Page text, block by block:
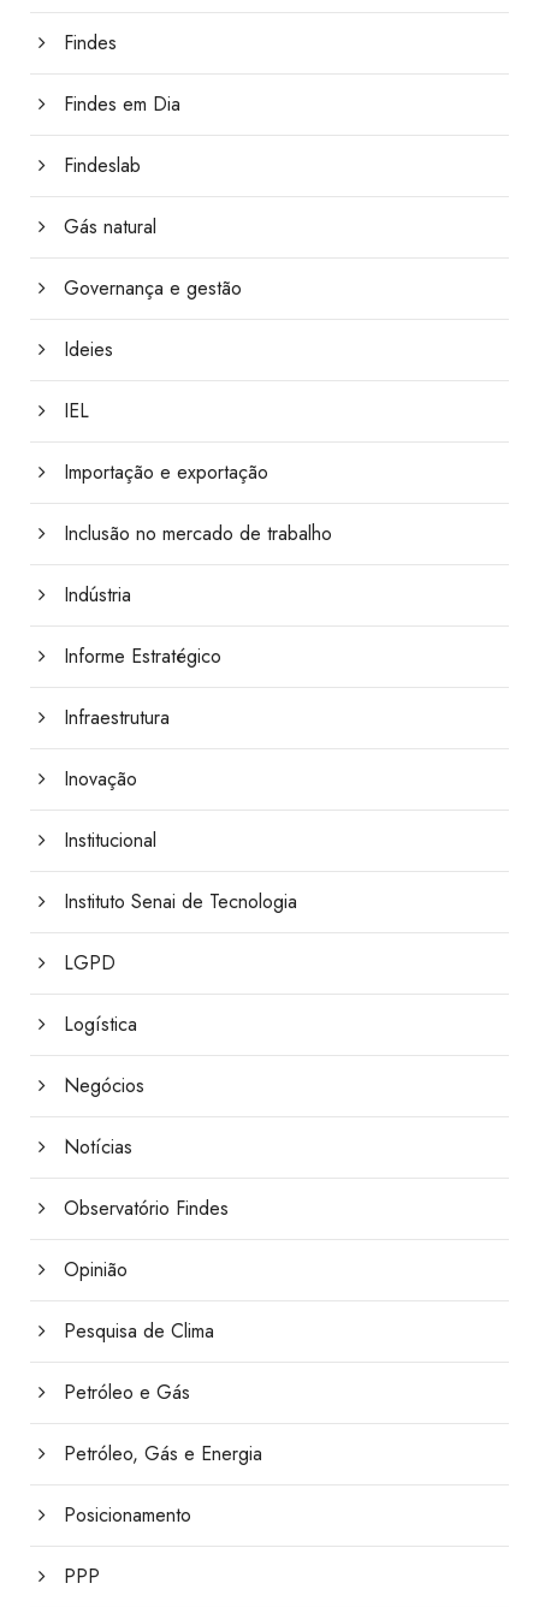
Findes
Findes em Dia
Findeslab
Gás natural
Governança e gestão
Ideies
IEL
Importação e exportação
Inclusão no mercado de trabalho
Indústria
Informe Estratégico
Infraestrutura
Inovação
Institucional
Instituto Senai de Tecnologia
LGPD
Logística
Negócios
Notícias
Observatório Findes
Opinião
Pesquisa de Clima
Petróleo e Gás
Petróleo, Gás e Energia
Posicionamento
PPP